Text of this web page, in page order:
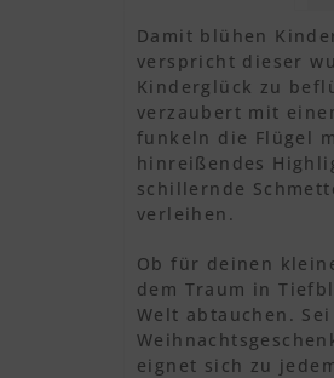
Damit blühen
verspricht dieser
Kinderglück zu
verzaubert mit
funkeln die Flügel
hinreißendes
schillernde
verleihen.
Ob für deinen
dem Traum in
Welt abtauchen.
eignet sich zu